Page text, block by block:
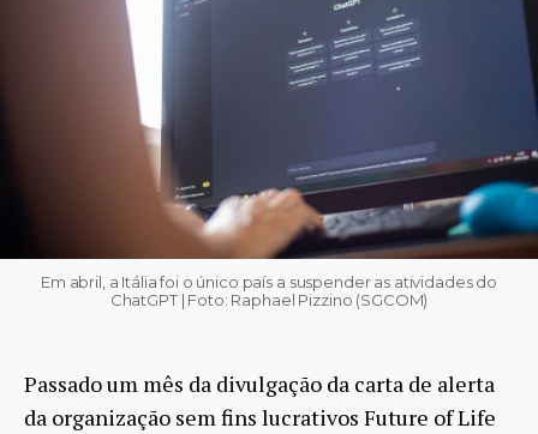
Em abril, a Itália foi o único país a suspender as atividades do
ChatGPT | Foto: Raphael Pizzino (SGCOM)
Passado um mês da divulgação da carta de alerta
da organização sem fins lucrativos Future of Life